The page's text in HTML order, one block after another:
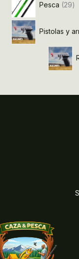
Pesca 29
Pistolas y